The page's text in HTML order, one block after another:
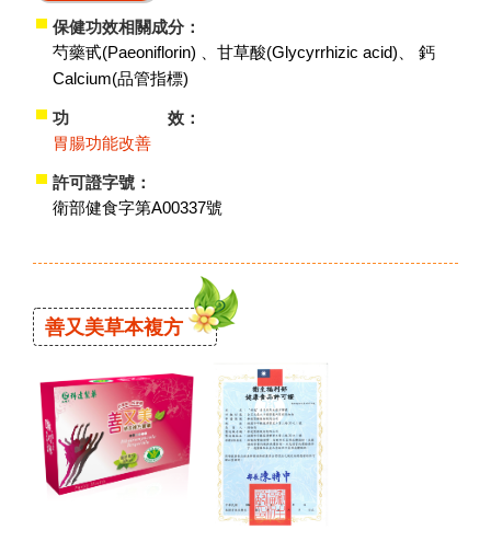
保健功效相關成分：
芍藥甙(Paeoniflorin) 、甘草酸(Glycyrrhizic acid)、 鈣
Calcium(品管指標)
功 效：
胃腸功能改善
許可證字號：
衛部健食字第A00337號
善又美草本複方